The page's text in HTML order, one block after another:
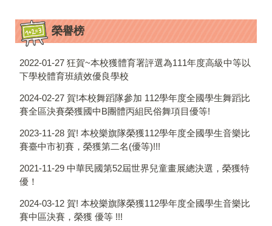
榮譽榜
2022-01-27 狂賀~本校獲體育署評選為111年度高級中等以
下學校體育班績效優良學校
2024-02-27 賀!本校舞蹈隊參加 112學年度全國學生舞蹈比
賽全區決賽榮獲國中B團體丙組民俗舞項目優等!
2023-11-28 賀! 本校樂旗隊榮獲112學年度全國學生音樂比
賽臺中市初賽，榮獲第二名(優等)!!!
2021-11-29 中華民國第52屆世界兒童畫展總決選，榮獲特
優！
2024-03-12 賀! 本校樂旗隊榮獲112學年度全國學生音樂比
賽中區決賽，榮獲 優等 !!!